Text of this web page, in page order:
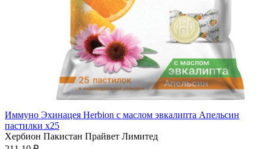
Иммуно Эхинацея Herbion с маслом эвкалипта Апельсин
пастилки x25
Хербион Пакистан Прайвет Лимитед